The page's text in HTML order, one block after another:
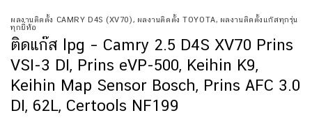
ผลงานติดตั้ง CAMRY D4S (XV70) , ผลงานติดตั้ง TOYOTA, ผลงานติดตั้งแก๊สทุกรุ่น
ทุกยี่ห้อ
ติดแก๊ส lpg – Camry 2.5 D4S XV70 Prins
VSI-3 DI, Prins eVP-500, Keihin K9,
Keihin Map Sensor Bosch, Prins AFC 3.0
DI, 62L, Certools NF199